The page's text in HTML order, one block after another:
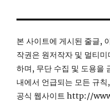
본 사이트에 게시된 줄글,
작권은 원저작자 및 멀티
하며, 무단 수집 및 도용을
내에서 언급되는 모든 규
공식 웹사이트 http://